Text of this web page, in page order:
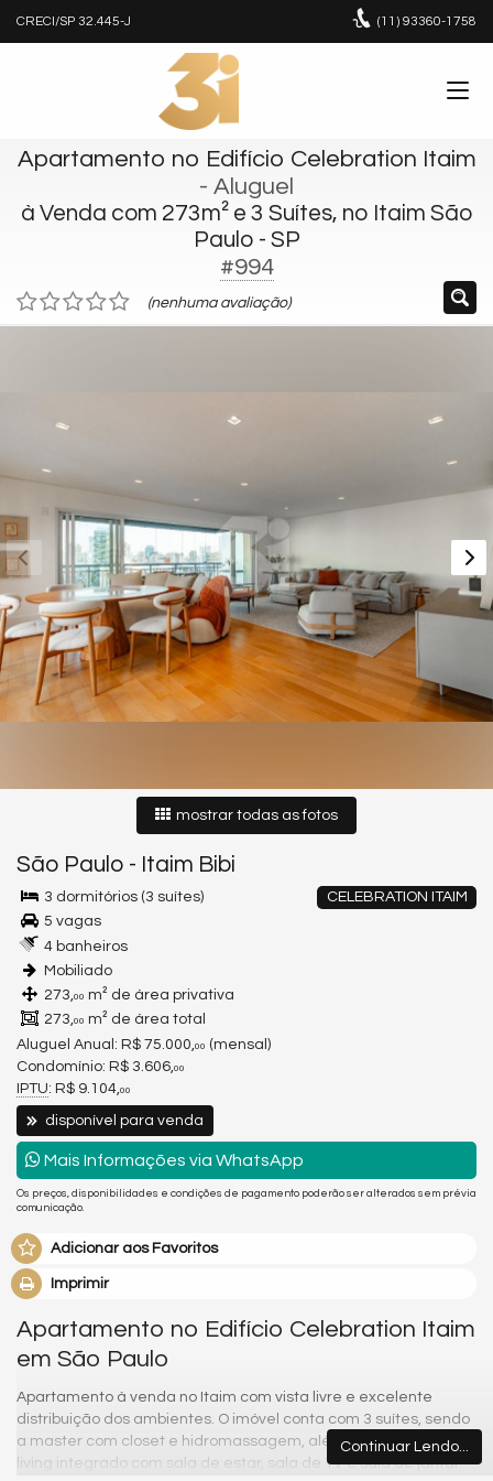
CRECI/SP 32.445-J (11) 93360-1758
Apartamento no Edifício Celebration Itaim
- Aluguel
à Venda com 273m² e 3 Suítes, no Itaim São
Paulo - SP
#994
(nenhuma avaliação)
mostrar todas as fotos
São Paulo - Itaim Bibi
CELEBRATION ITAIM
3 dormitórios (3 suítes)
5 vagas
4 banheiros
Mobiliado
273,00 m² de área privativa
273,00 m² de área total
Aluguel Anual: R$ 75.000,00 (mensal)
Condomínio: R$ 3.606,00
IPTU: R$ 9.104,00
disponível para venda
Mais Informações via WhatsApp
Os preços, disponibilidades e condições de pagamento poderão ser alterados sem prévia
comunicação.
Adicionar aos Favoritos
Imprimir
Apartamento no Edifício Celebration Itaim
em São Paulo
Apartamento à venda no Itaim com vista livre e excelente
distribuição dos ambientes. O imóvel conta com 3 suítes, sendo
a master com closet e hidromassagem, além de um amplo
living integrado com sala de estar, sala de TV e sala de jantar.
Continuar Lendo...